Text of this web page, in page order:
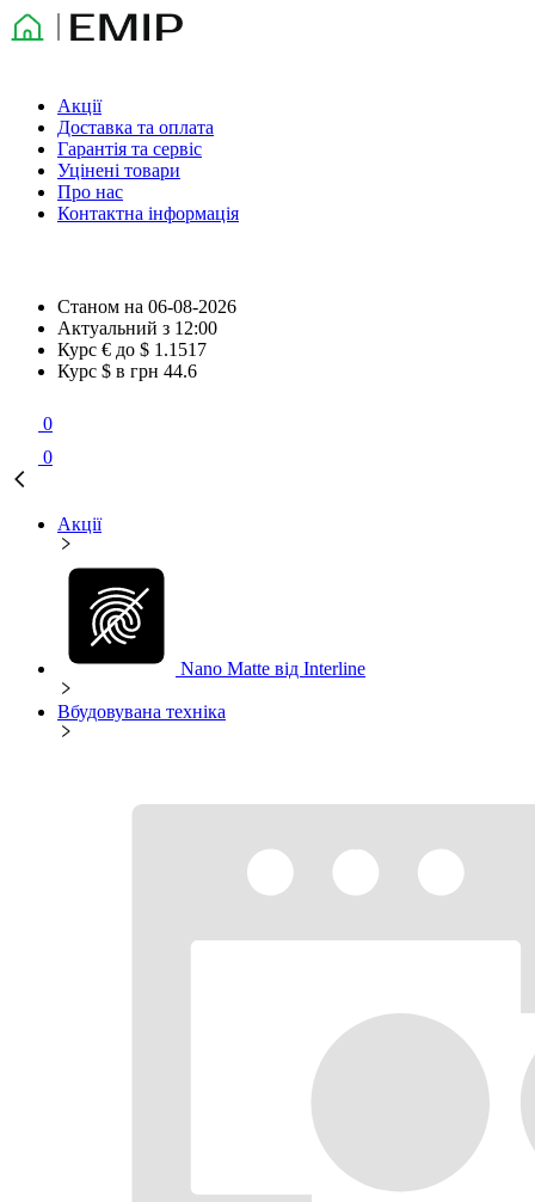
Акції
Доставка та оплата
Гарантія та сервіс
Уцінені товари
Про нас
Контактна інформація
Станом на 06-08-2026
Актуальний з 12:00
Курс € до $ 1.1517
Курс $ в грн 44.6
0
0
Акції
Nano Matte від Interline
Вбудовувана техніка